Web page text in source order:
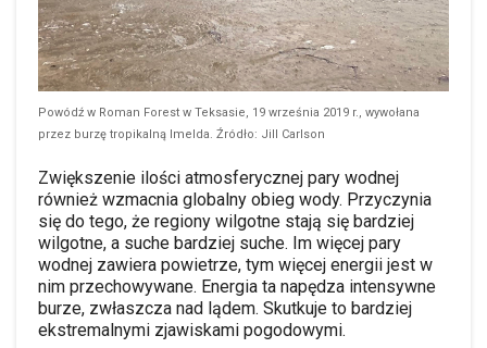
Powódź w Roman Forest w Teksasie, 19 września 2019 r., wywołana
przez burzę tropikalną Imelda. Źródło: Jill Carlson
Zwiększenie ilości atmosferycznej pary wodnej
również wzmacnia globalny obieg wody. Przyczynia
się do tego, że regiony wilgotne stają się bardziej
wilgotne, a suche bardziej suche. Im więcej pary
wodnej zawiera powietrze, tym więcej energii jest w
nim przechowywane. Energia ta napędza intensywne
burze, zwłaszcza nad lądem. Skutkuje to bardziej
ekstremalnymi zjawiskami pogodowymi.